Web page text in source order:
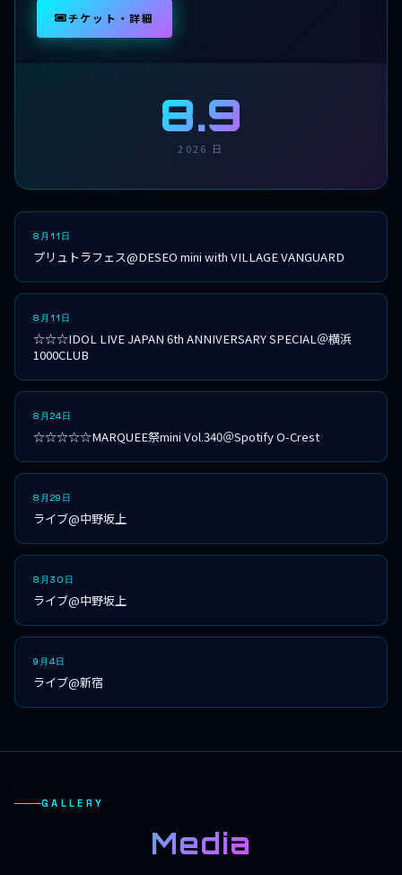
チケット・詳細
8.9
2026 日
8月11日
プリュトラフェス@DESEO mini with VILLAGE VANGUARD
8月11日
☆☆☆IDOL LIVE JAPAN 6th ANNIVERSARY SPECIAL＠横浜
1000CLUB
8月24日
☆☆☆☆☆MARQUEE祭mini Vol.340＠Spotify O-Crest
8月29日
ライブ@中野坂上
8月30日
ライブ@中野坂上
9月4日
ライブ@新宿
GALLERY
Media